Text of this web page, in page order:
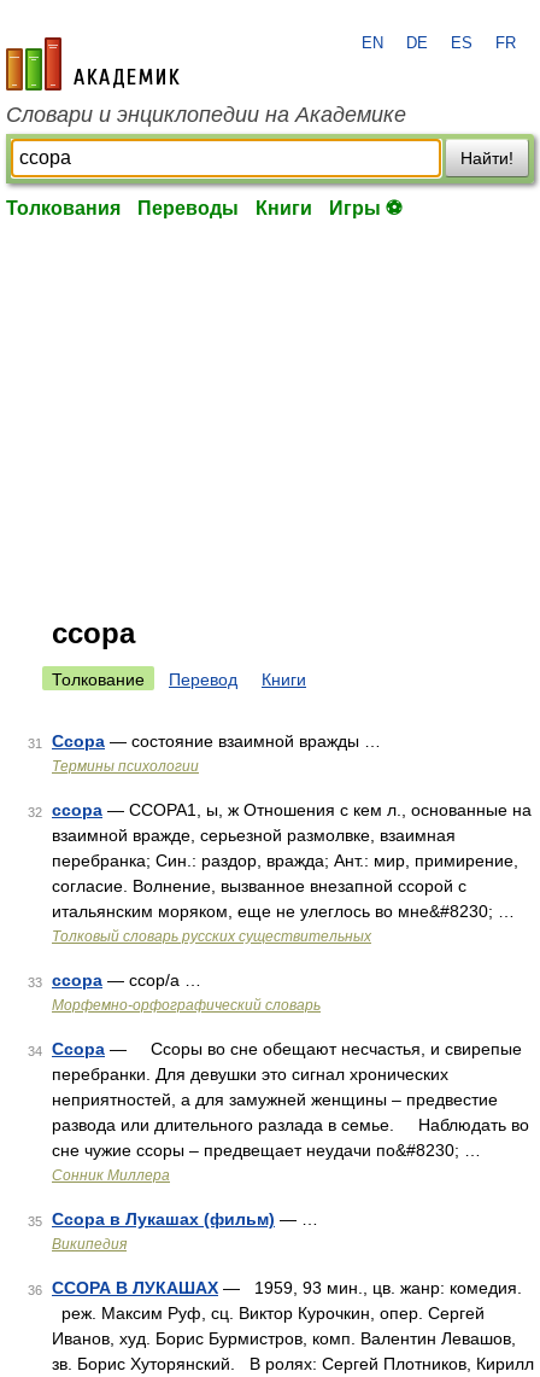
academic.ru
EN DE ES FR
Словари и энциклопедии на Академике
Найти!
Толкования Переводы Книги Игры ⚽
ссора
Толкование Перевод Книги
31 Ссора — состояние взаимной вражды …
Термины психологии
32 ссора — ССОРА1, ы, ж Отношения с кем л., основанные на
взаимной вражде, серьезной размолвке, взаимная
перебранка; Син.: раздор, вражда; Ант.: мир, примирение,
согласие. Волнение, вызванное внезапной ссорой с
итальянским моряком, еще не улеглось во мне&#8230; …
Толковый словарь русских существительных
33 ссора — ссор/а …
Морфемно-орфографический словарь
34 Ссора — Ссоры во сне обещают несчастья, и свирепые
перебранки. Для девушки это сигнал хронических
неприятностей, а для замужней женщины – предвестие
развода или длительного разлада в семье. Наблюдать во
сне чужие ссоры – предвещает неудачи по&#8230; …
Сонник Миллера
35 Ссора в Лукашах (фильм) — …
Википедия
36 ССОРА В ЛУКАШАХ — 1959, 93 мин., цв. жанр: комедия.
реж. Максим Руф, сц. Виктор Курочкин, опер. Сергей
Иванов, худ. Борис Бурмистров, комп. Валентин Левашов,
зв. Борис Хуторянский. В ролях: Сергей Плотников, Кирилл